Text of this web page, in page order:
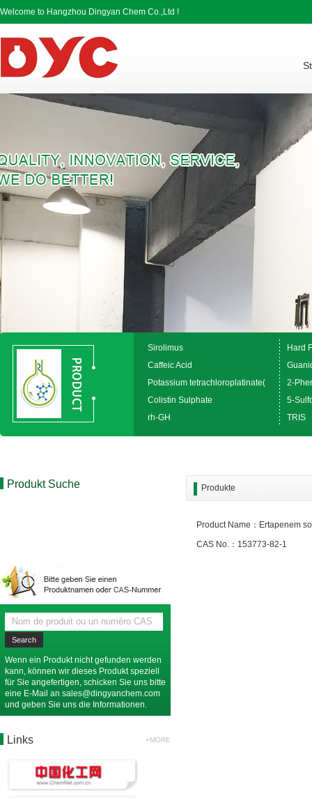
Welcome to Hangzhou Dingyan Chem Co.,Ltd !
Sirolimus
Hard
Caffeic Acid
Potassium tetrachloroplatinate(
2-
Colistin Sulphate
5-
rh-GH
TRIS
Produkt Suche
Wenn ein Produkt nicht gefunden werden
kann, können wir dieses Produkt speziell
für Sie angefertigen, schicken Sie uns bitte
eine E-Mail an sales@dingyanchem.com
und geben Sie uns die Informationen.
Links +MORE
Produkte
Product Name：Ertapenem
CAS No.：153773-82-1